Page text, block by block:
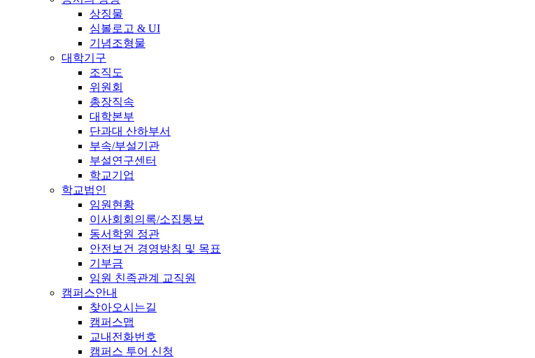
상징물
심볼로고 & UI
기념조형물
대학기구
조직도
위원회
총장직속
대학본부
단과대 산하부서
부속/부설기관
부설연구센터
학교기업
학교법인
임원현황
이사회회의록/소집통보
동서학원 정관
안전보건 경영방침 및 목표
기부금
임원 친족관계 교직원
캠퍼스안내
찾아오시는길
캠퍼스맵
교내전화번호
캠퍼스 투어 신청